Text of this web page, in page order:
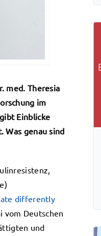
med. Theresia
im
Einblicke
Was genau sind
differently
vom Deutschen
und